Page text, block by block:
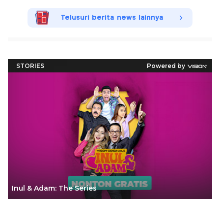
Telusuri berita news lainnya